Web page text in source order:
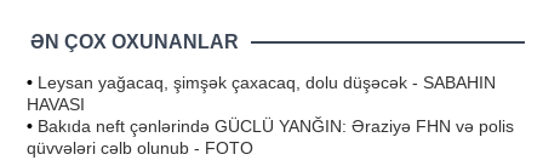
ƏN ÇOX OXUNANLAR
• Leysan yağacaq, şimşək çaxacaq, dolu düşəcək - SABAHIN
HAVASI
• Bakıda neft çənlərində GÜCLÜ YANĞIN: Əraziyə FHN və polis
qüvvələri cəlb olunub - FOTO